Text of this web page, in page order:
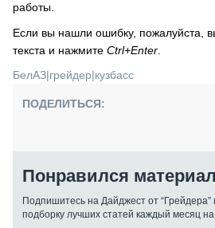
работы.
Если вы нашли ошибку, пожалуйста,
текста и нажмите Ctrl+Enter
БелАЗ|грейдер|кузбасс
ПОДЕЛИТЬСЯ:
Понравился
Подпишитесь на Дайджест от “Грейдера”
подборку лучших статей каждый месяц